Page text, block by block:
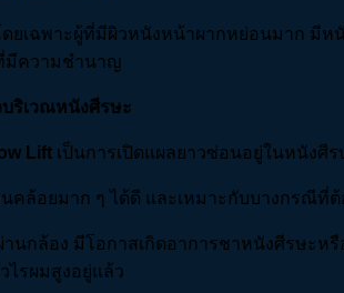
ยเฉพาะผู้ที่มีผิวหนังหน้าผากหย่อนมาก มีห
มีความชำนาญ
ริเวณหนังศีรษะ
Lift เป็นการเปิดแผลยาวซ่อนอยู่ในหนังศี
ล้อยมาก ๆ ได้ดี และเหมาะกับบางกรณีที่ต้
นกล้อง มีโอกาสเกิดอาการชาหนังศีรษะห
ไรผมสูงอยู่แล้ว